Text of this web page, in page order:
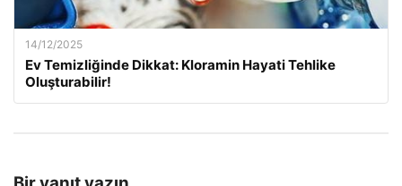
14/12/2025
Ev Temizliğinde Dikkat: Kloramin Hayati Tehlike
Oluşturabilir!